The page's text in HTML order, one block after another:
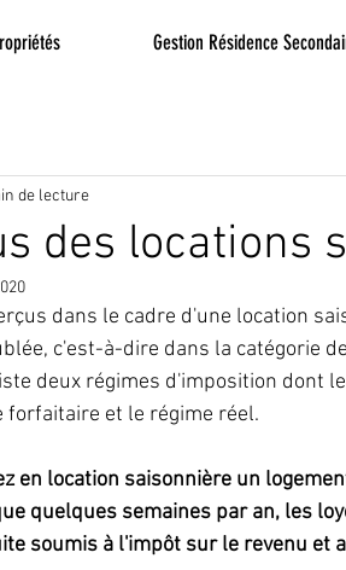
Gestion Résidence
des locations
de lecture
dans le cadre d'une location
c'est-à-dire dans la catégorie
deux régimes d'imposition dont
forfaitaire et le régime réel.
en location saisonnière un
quelques semaines par an, les
soumis à l'impôt sur le revenu et